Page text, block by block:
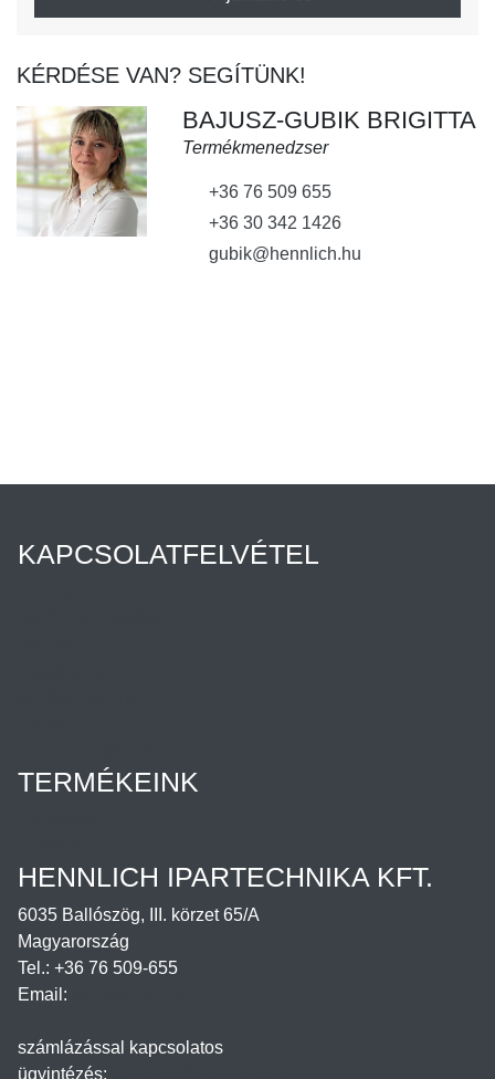
KÉRDÉSE VAN? SEGÍTÜNK!
BAJUSZ-GUBIK BRIGITTA
Termékmenedzser
+36 76 509 655
+36 30 342 1426
gubik@hennlich.hu
KAPCSOLATFELVÉTEL
TERMÉKEINK
HENNLICH IPARTECHNIKA KFT.
6035 Ballószög, III. körzet 65/A
Magyarország
Tel.: +36 76 509-655
Email:
számlázással kapcsolatos
ügyintézés: